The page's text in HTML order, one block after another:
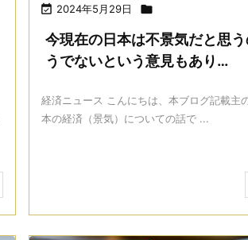
 2024年5月29日 
今現在の日本は不景気だと思
うでないという意見もあり…
経済ニュース こんにちは、本ブログ記載主
本の経済（景気）についての話で ...